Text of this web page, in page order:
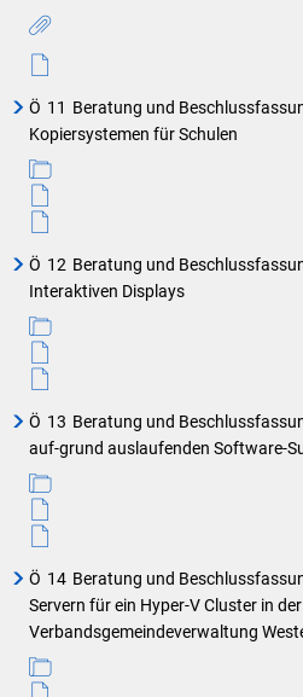
Ö 11 Beratung und
Kopiersystemen für Schulen
Ö 12 Beratung und
Interaktiven Displays
Ö 13 Beratung und
auf-grund auslaufenden Software-
Ö 14 Beratung und
Servern für ein Hyper-V Cluster in der
Verbandsgemeindeverwaltung